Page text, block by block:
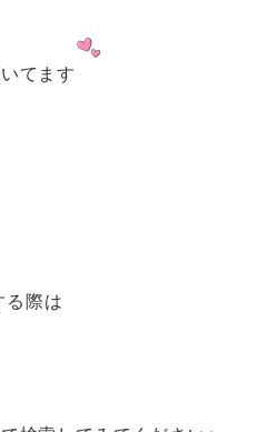
てます
る際は